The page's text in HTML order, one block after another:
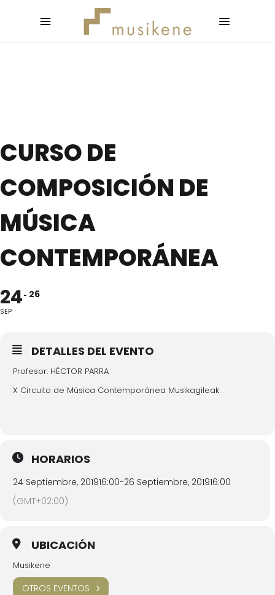
CURSO DE
COMPOSICIÓN DE
MÚSICA
CONTEMPORÁNEA
24
SEP
26
DETALLES DEL EVENTO
Profesor: HÉCTOR PARRA
X Circuito de Música Contemporánea Musikagileak
HORARIOS
24 Septiembre, 201916:00-26 Septiembre, 201916:00
(GMT+02:00)
UBICACIÓN
Musikene
OTROS EVENTOS